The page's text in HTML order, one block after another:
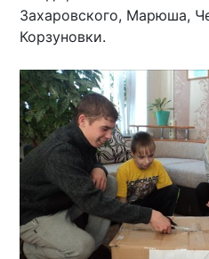
Захаровского, Марюша,
Корзуновки.